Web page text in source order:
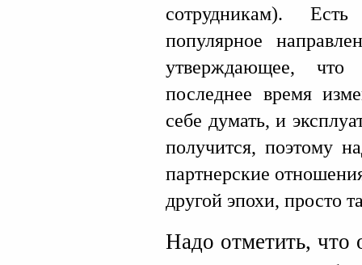
сотрудникам).
популярное
утверждающее,
последнее время
себе думать, и
получится, поэтому
партнерские
другой эпохи, просто
Надо отметить, что